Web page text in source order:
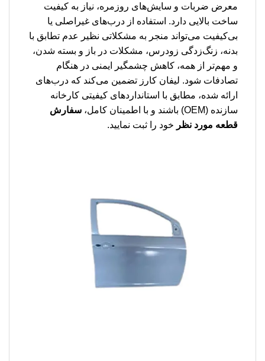
معرض ضربات و سایش‌های روزمره، نیاز به کیفیت
ساخت بالایی دارد. استفاده از درب‌های غیراصلی یا
بی‌کیفیت می‌تواند منجر به مشکلاتی نظیر عدم تطابق با
بدنه، زنگ‌زدگی زودرس، مشکلات در باز و بسته شدن،
و مهم‌تر از همه، کاهش چشمگیر ایمنی در هنگام
تصادفات شود. لیفان کارز تضمین می‌کند که درب‌های
ارائه شده، مطابق با استانداردهای کیفیتی کارخانه
سازنده (OEM) باشند و با اطمینان کامل،
سفارش
قطعه مورد نظر خود را ثبت نمایید.